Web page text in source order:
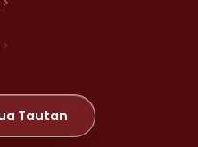
Tautan